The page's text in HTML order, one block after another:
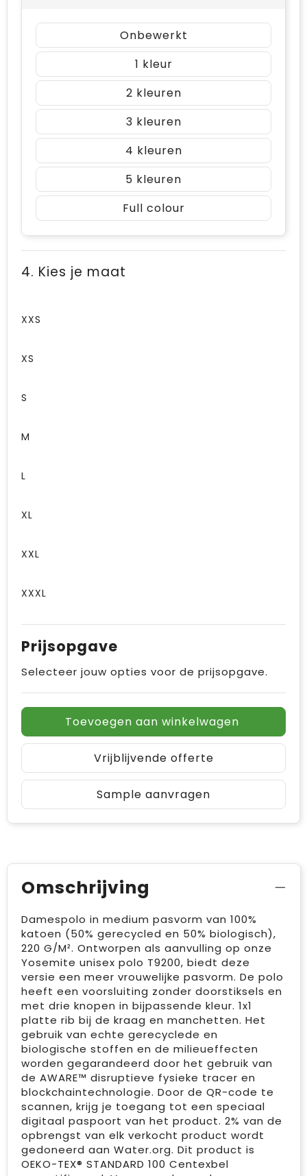
Onbewerkt
1
2
3
4
5
Full colour
4. Kies je maat
XXS
XS
S
M
L
XL
XXL
XXXL
Prijsopgave
Selecteer jouw opties voor de prijsopgave.
Toevoegen aan winkelwagen
Vrijblijvende offerte
Sample aanvragen
Omschrijving
Damespolo in medium pasvorm van 100%
katoen (50% gerecycled en 50% biologisch),
220 G/M². Ontworpen als aanvulling op onze
Yosemite unisex polo T9200, biedt deze
versie een meer vrouwelijke pasvorm. De polo
heeft een voorsluiting zonder doorstiksels en
met drie knopen in bijpassende kleur. 1x1
platte rib bij de kraag en manchetten. Het
gebruik van echte gerecyclede en
biologische stoffen en de milieueffecten
worden gegarandeerd door het gebruik van
de AWARE™ disruptieve fysieke tracer en
blockchaintechnologie. Door de QR-code te
scannen, krijg je toegang tot een speciaal
digitaal paspoort van het product. 2% van de
opbrengst van elk verkocht product wordt
gedoneerd aan Water.org. Dit product is
OEKO-TEX® STANDARD 100 Centexbel